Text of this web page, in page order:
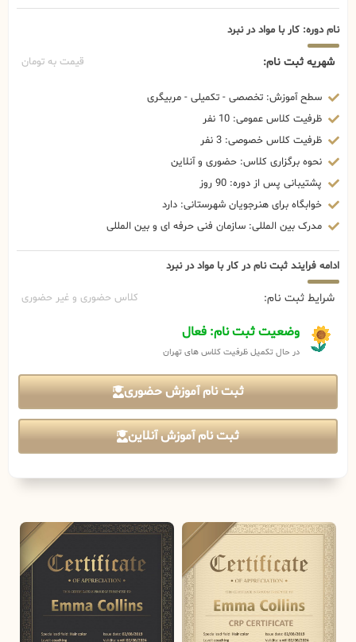
نام دوره: کار با مواد در نبرد
شهریه ثبت نام: قیمت به تومان
سطح آموزش: تخصصی - تکمیلی - مربیگری
ظرفیت کلاس عمومی: 10 نفر
ظرفیت کلاس خصوصی: 3 نفر
نحوه برگزاری کلاس: حضوری و آنلاین
پشتیبانی پس از دوره: 90 روز
خوابگاه برای هنرجویان شهرستانی: دارد
مدرک بین المللی: سازمان فنی حرفه ای و بین المللی
ادامه فرایند ثبت نام در کار با مواد در نبرد
شرایط ثبت نام: کلاس حضوری و غیر حضوری
وضعیت ثبت نام: فعال
در حال تکمیل ظرفیت کلاس های تهران
ثبت نام آموزش حضوری
ثبت نام آموزش آنلاین